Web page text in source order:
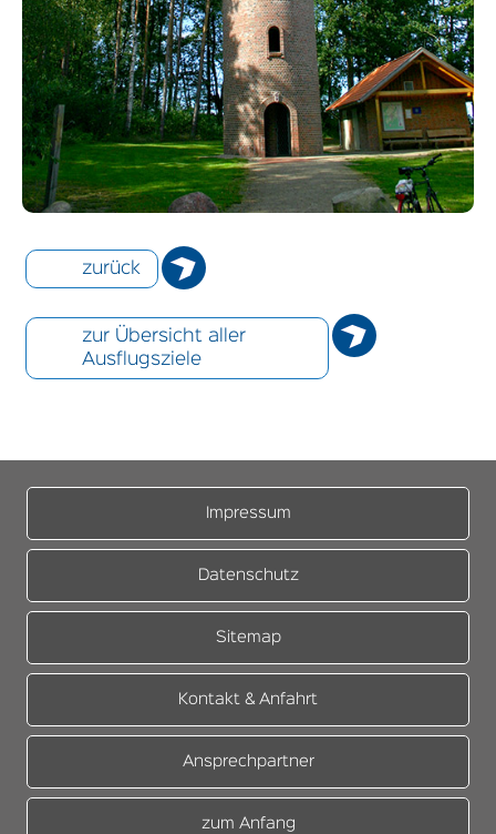
zurück
zur Übersicht aller
Ausflugsziele
Impressum
Datenschutz
Sitemap
Kontakt & Anfahrt
Ansprechpartner
zum Anfang